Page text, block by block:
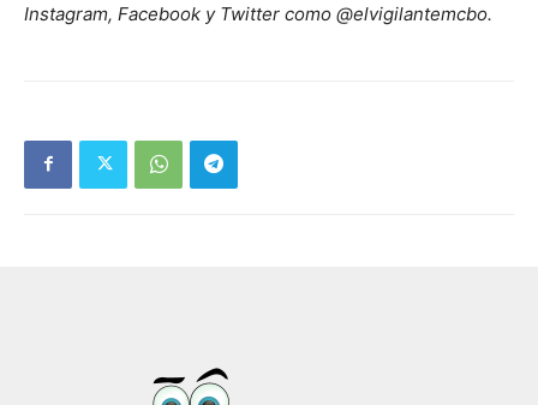
Instagram, Facebook y Twitter como @elvigilantemcbo.